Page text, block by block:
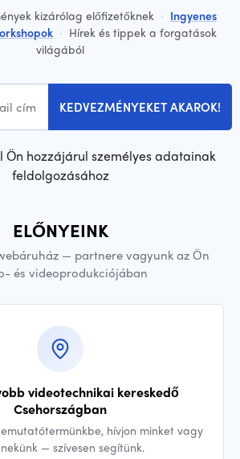
kizárólag előfizetőknek · Ingyenes
· Hírek és tippek a forgatások
világából
KEDVEZMÉNYEKET AKAROK!
Ön hozzájárul személyes adatainak
feldolgozásához
ELŐNYEINK
— partnere vagyunk az Ön
és videoprodukciójában
videotechnikai kereskedő
Csehországban
hívjon minket vagy
— szívesen segítünk.